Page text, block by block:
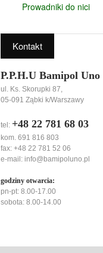
Prowadniki do nici
Kontakt
P.P.H.U Bamipol Uno
ul. Ks. Skorupki 87,
05-091 Ząbki k/Warszawy
tel: +48 22 781 68 03
kom. 691 816 803
fax: +48 22 781 52 06
e-mail: info@bamipoluno.pl
godziny otwarcia:
pn-pt: 8.00-17.00
sobota: 8.00-14.00